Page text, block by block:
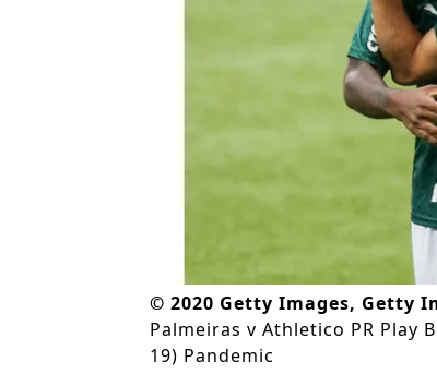
© 2020 Getty Images, Getty
Palmeiras v Athletico PR Play
19) Pandemic